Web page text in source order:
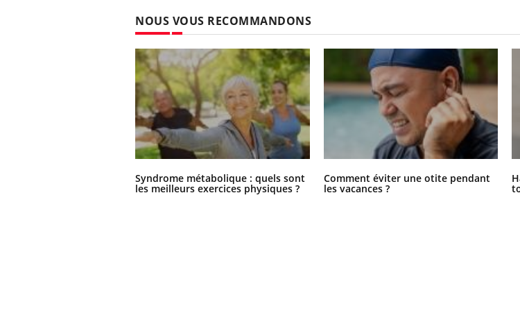
NOUS VOUS RECOMMANDONS
Syndrome métabolique : quels sont
les meilleurs exercices physiques ?
Comment éviter une otite pendant
les vacances ?